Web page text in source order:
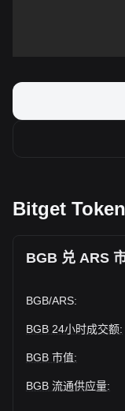
Bitget
BGB 兑 ARS
BGB/ARS:
BGB 24小时成交额:
BGB 市值:
BGB 流通供应量: